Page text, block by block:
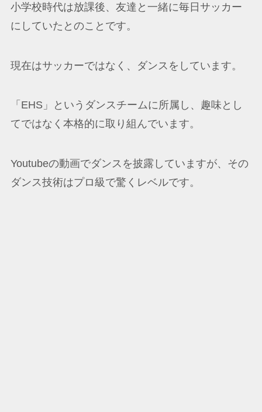
小学校時代は放課後、友達と一緒に毎日サッカー
にしていたとのことです。
現在はサッカーではなく、ダンスをしています。
「EHS」というダンスチームに所属し、趣味とし
てではなく本格的に取り組んでいます。
Youtubeの動画でダンスを披露していますが、その
ダンス技術はプロ級で驚くレベルです。